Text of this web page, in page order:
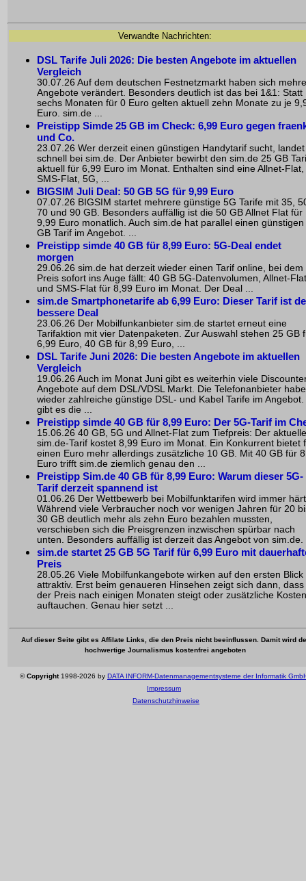
Verwandte Nachrichten:
DSL Tarife Juli 2026: Die besten Angebote im aktuellen
Vergleich
30.07.26 Auf dem deutschen Festnetzmarkt haben sich
Angebote verändert. Besonders deutlich ist das bei 1&1: Statt
sechs Monaten für 0 Euro gelten aktuell zehn Monate zu je
Euro. sim.de ...
Preistipp Simde 25 GB im Check: 6,99 Euro gegen
und Co.
23.07.26 Wer derzeit einen günstigen Handytarif sucht, landet
schnell bei sim.de. Der Anbieter bewirbt den sim.de 25 GB
aktuell für 6,99 Euro im Monat. Enthalten sind eine Allnet-Flat,
SMS-Flat, 5G, ...
BIGSIM Juli Deal: 50 GB 5G für 9,99 Euro
07.07.26 BIGSIM startet mehrere günstige 5G Tarife mit 35,
70 und 90 GB. Besonders auffällig ist die 50 GB Allnet Flat für
9,99 Euro monatlich. Auch sim.de hat parallel einen günstigen
GB Tarif im Angebot. ...
Preistipp simde 40 GB für 8,99 Euro: 5G-Deal endet
morgen
29.06.26 sim.de hat derzeit wieder einen Tarif online, bei dem
Preis sofort ins Auge fällt: 40 GB 5G-Datenvolumen, Allnet-Flat
und SMS-Flat für 8,99 Euro im Monat. Der Deal ...
sim.de Smartphonetarife ab 6,99 Euro: Dieser Tarif ist
bessere Deal
23.06.26 Der Mobilfunkanbieter sim.de startet erneut eine
Tarifaktion mit vier Datenpaketen. Zur Auswahl stehen 25 GB
6,99 Euro, 40 GB für 8,99 Euro, ...
DSL Tarife Juni 2026: Die besten Angebote im aktuellen
Vergleich
19.06.26 Auch im Monat Juni gibt es weiterhin viele
Angebote auf dem DSL/VDSL Markt. Die Telefonanbieter
wieder zahlreiche günstige DSL- und Kabel Tarife im Angebot.
gibt es die ...
Preistipp simde 40 GB für 8,99 Euro: Der 5G-Tarif im
15.06.26 40 GB, 5G und Allnet-Flat zum Tiefpreis: Der aktuelle
sim.de-Tarif kostet 8,99 Euro im Monat. Ein Konkurrent bietet
einen Euro mehr allerdings zusätzliche 10 GB. Mit 40 GB für
Euro trifft sim.de ziemlich genau den ...
Preistipp Sim.de 40 GB für 8,99 Euro: Warum dieser 5G-
Tarif derzeit spannend ist
01.06.26 Der Wettbewerb bei Mobilfunktarifen wird immer
Während viele Verbraucher noch vor wenigen Jahren für 20
30 GB deutlich mehr als zehn Euro bezahlen mussten,
verschieben sich die Preisgrenzen inzwischen spürbar nach
unten. Besonders auffällig ist derzeit das Angebot von sim.de.
sim.de startet 25 GB 5G Tarif für 6,99 Euro mit
Preis
28.05.26 Viele Mobilfunkangebote wirken auf den ersten Blick
attraktiv. Erst beim genaueren Hinsehen zeigt sich dann, dass
der Preis nach einigen Monaten steigt oder zusätzliche Kosten
auftauchen. Genau hier setzt ...
Auf dieser Seite gibt es Affilate Links, die den Preis nicht beeinflussen. Damit wird
hochwertige Journalismus kostenfrei angeboten
©Copyright1998-2026 by DATA INFORM-Datenmanagementsysteme der Informatik
Impressum
Datenschutzhinweise